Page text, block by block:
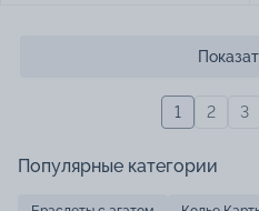
1 2 3
Популярные категории